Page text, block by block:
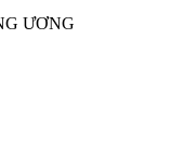
ƯƠNG